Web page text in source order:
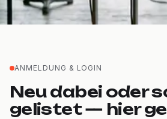
ANMELDUNG & LOGIN
Neu dabei oder
gelistet — hier